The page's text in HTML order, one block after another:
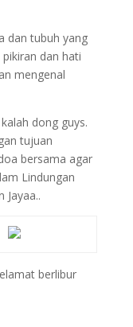
dan tubuh yang
dan hati
mengenal
dong guys.
tujuan
bersama agar
Lindungan
Jayaa..
berlibur